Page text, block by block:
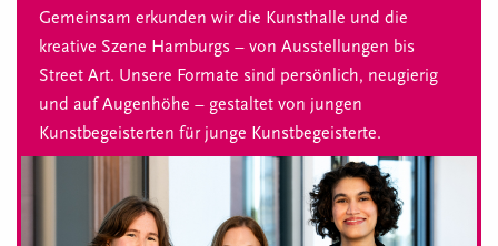
Gemeinsam erkunden wir die Kunsthalle und die
kreative Szene Hamburgs – von Ausstellungen bis
Street Art. Unsere Formate sind persönlich, neugierig
und auf Augenhöhe – gestaltet von jungen
Kunstbegeisterten für junge Kunstbegeisterte.